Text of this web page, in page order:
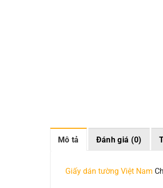
Mô tả Đánh giá (0)
Giấy dán tường Việt Nam